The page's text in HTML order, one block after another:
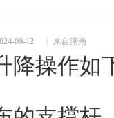
09-12 来自湖南
降操作如